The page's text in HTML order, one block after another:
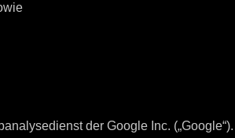
der Google Inc.